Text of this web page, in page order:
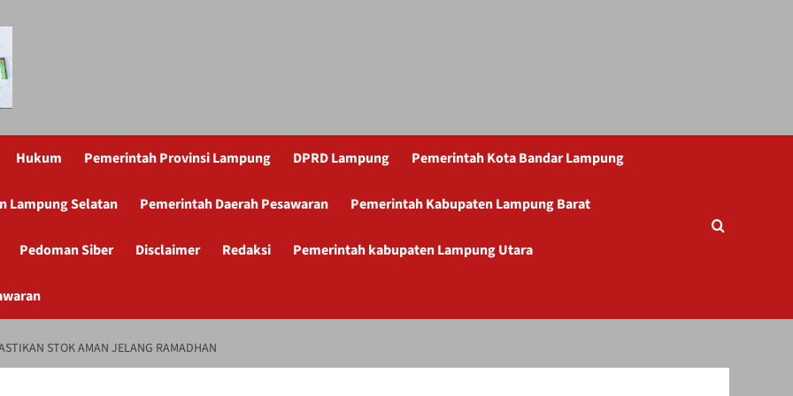
Hukum Pemerintah Provinsi Lampung DPRD Lampung Pemerintah Kota Bandar Lampung
Lampung Selatan Pemerintah Daerah Pesawaran Pemerintah Kabupaten Lampung Barat
Pedoman Siber Disclaimer Redaksi Pemerintah kabupaten Lampung Utara
STOK AMAN JELANG RAMADHAN